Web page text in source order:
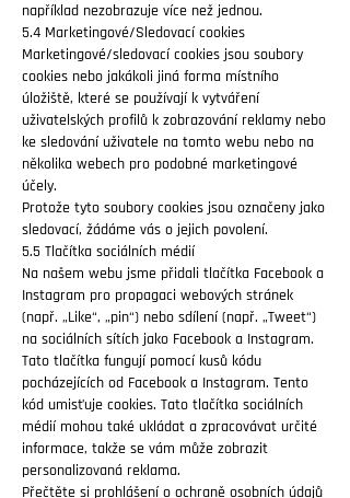
například nezobrazuje více než jednou.
5.4 Marketingové/Sledovací cookies
Marketingové/sledovací cookies jsou soubory
cookies nebo jakákoli jiná forma místního
úložiště, které se používají k vytváření
uživatelských profilů k zobrazování reklamy nebo
ke sledování uživatele na tomto webu nebo na
několika webech pro podobné marketingové
účely.
Protože tyto soubory cookies jsou označeny jako
sledovací, žádáme vás o jejich povolení.
5.5 Tlačítka sociálních médií
Na našem webu jsme přidali tlačítka Facebook a
Instagram pro propagaci webových stránek
(např. „Like“, „pin“) nebo sdílení (např. „Tweet“)
na sociálních sítích jako Facebook a Instagram.
Tato tlačítka fungují pomocí kusů kódu
pocházejících od Facebook a Instagram. Tento
kód umisťuje cookies. Tato tlačítka sociálních
médií mohou také ukládat a zpracovávat určité
informace, takže se vám může zobrazit
personalizovaná reklama.
Přečtěte si prohlášení o ochraně osobních údajů